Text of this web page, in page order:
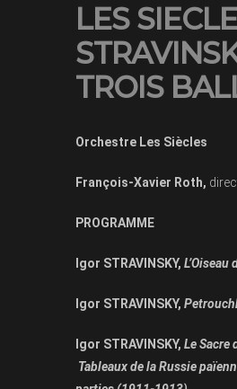
LES
TROIS
Orchestre Les Siècles
François-Xavier Roth,
PROGRAMME
Igor STRAVINSKY, L’Oiseau
Igor STRAVINSKY,
Igor STRAVINSKY, Le Sacre
Tableaux de la Russie